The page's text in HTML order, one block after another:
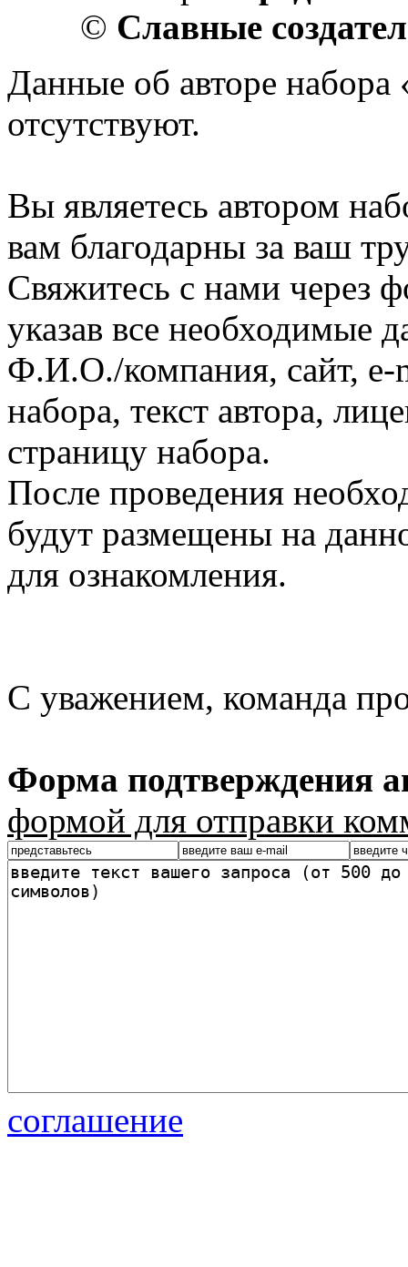
© Славные
Данные об авторе набора
отсутствуют.
Вы являетесь автором
вам благодарны за ваш
Свяжитесь с нами через
указав все необходимые
Ф.И.О./компания, сайт, e-
набора, текст автора,
страницу набора.
После проведения
будут размещены на
для ознакомления.
С уважением, команда
Форма подтверждения
формой для отправки
соглашение